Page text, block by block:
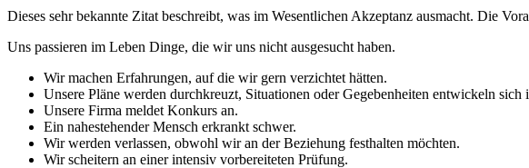
Dieses sehr bekannte Zitat beschreibt, was im Wesentlichen Akzeptanz ausmacht. Die
Uns passieren im Leben Dinge, die wir uns nicht ausgesucht haben.
Wir machen Erfahrungen, auf die wir gern verzichtet hätten.
Unsere Pläne werden durchkreuzt, Situationen oder Gegebenheiten entwickeln sich
Unsere Firma meldet Konkurs an.
Ein nahestehender Mensch erkrankt schwer.
Wir werden verlassen, obwohl wir an der Beziehung festhalten möchten.
Wir scheitern an einer intensiv vorbereiteten Prüfung.